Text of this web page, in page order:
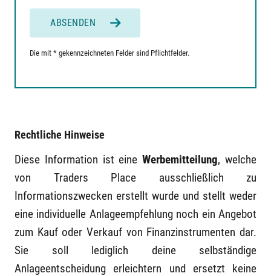
ABSENDEN
Die mit * gekennzeichneten Felder sind Pflichtfelder.
Rechtliche Hinweise
Diese Information ist eineWerbemitteilung, welche
von Traders Place ausschließlich zu
Informationszwecken erstellt wurde und stellt weder
eine individuelle Anlageempfehlung noch ein Angebot
zum Kauf oder Verkauf von Finanzinstrumenten dar.
Sie soll lediglich deine selbständige
Anlageentscheidung erleichtern und ersetzt keine